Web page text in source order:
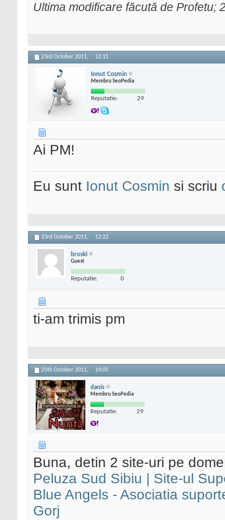
Ultima modificare făcută de Profetu;
23rd October 2011, 12:11
Ionut Cosmin
Membru SeoPedia
Reputatie: 29
Ai PM!
Eu sunt Ionut Cosmin si scriu
23rd October 2011, 12:22
broski
Guest
Reputatie: 0
ti-am trimis pm
25th October 2011, 14:05
danis
Membru SeoPedia
Reputatie: 29
Buna, detin 2 site-uri pe
Peluza Sud Sibiu | Site-ul
Blue Angels - Asociatia
Gorj